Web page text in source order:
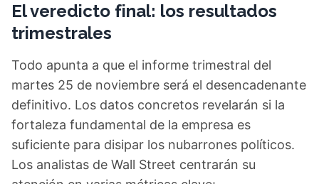
El veredicto final: los resultados
trimestrales
Todo apunta a que el informe trimestral del
martes 25 de noviembre será el desencadenante
definitivo. Los datos concretos revelarán si la
fortaleza fundamental de la empresa es
suficiente para disipar los nubarrones políticos.
Los analistas de Wall Street centrarán su